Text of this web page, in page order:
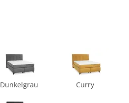
Dunkelgrau Curry